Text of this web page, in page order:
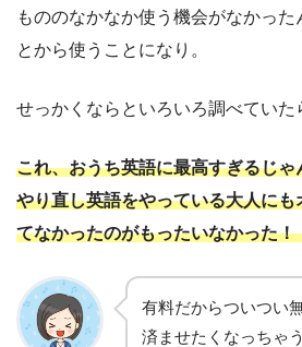
もののなかなか使う機会がなかった
とから使うことになり。
せっかくならといろいろ調べてい
これ、おうち英語に最高すぎるじ
やり直し英語をやっている大人に
てなかったのがもったいなかった！
有料だからついつい
済ませたくなっちゃ